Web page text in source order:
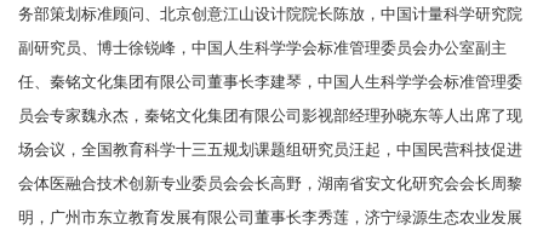
务部策划标准顾问、北京创意江山设计院院长陈放，中国计量科学研究院
副研究员、博士徐锐峰，中国人生科学学会标准管理委员会办公室副主
任、秦铭文化集团有限公司董事长李建琴，中国人生科学学会标准管理委
员会专家魏永杰，秦铭文化集团有限公司影视部经理孙晓东等人出席了现
场会议，全国教育科学十三五规划课题组研究员汪起，中国民营科技促进
会体医融合技术创新专业委员会会长高野，湖南省安文化研究会会长周黎
明，广州市东立教育发展有限公司董事长李秀莲，济宁绿源生态农业发展